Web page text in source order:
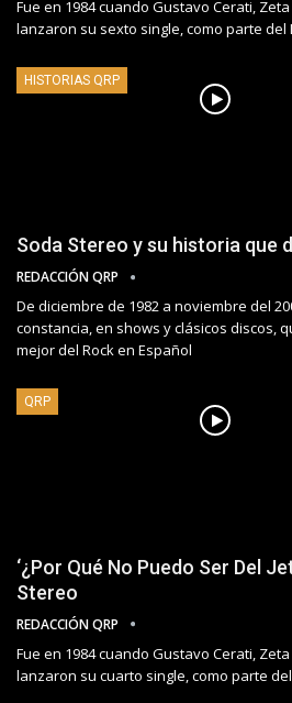
Fue en 1984 cuando Gustavo Cerati,
lanzaron su sexto single, como parte del
HISTORIAS QRP
Soda Stereo y su historia que
REDACCIÓN QRP
De diciembre de 1982 a noviembre del
constancia, en shows y clásicos discos,
mejor del Rock en Español
QRP
‘¿Por Qué No Puedo Ser Del
Stereo
REDACCIÓN QRP
Fue en 1984 cuando Gustavo Cerati,
lanzaron su cuarto single, como parte